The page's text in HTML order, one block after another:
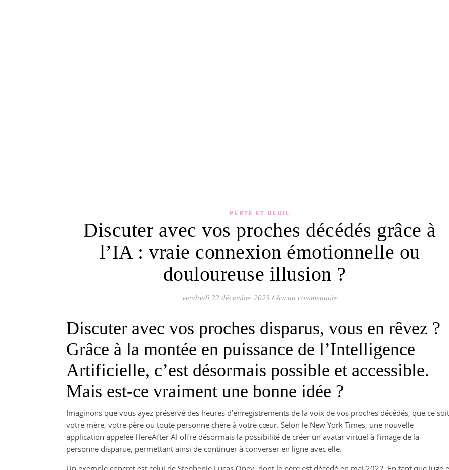
PERTE ET DEUIL
Discuter avec vos proches décédés grâce à
l’IA : vraie connexion émotionnelle ou
douloureuse illusion ?
vendredi 22 décembre 2023 / Aucun commentaire
Discuter avec vos proches disparus, vous en rêvez ?
Grâce à la montée en puissance de l’Intelligence
Artificielle, c’est désormais possible et accessible.
Mais est-ce vraiment une bonne idée ?
Imaginons que vous ayez préservé des heures d’enregistrements de la voix de vos proches décédés, que ce soit
votre mère, votre père ou toute personne chère à votre cœur. Selon le New York Times, une nouvelle
application appelée HereAfter AI offre désormais la possibilité de créer un avatar virtuel à l’image de la
personne disparue, permettant ainsi de continuer à converser en ligne avec elle.